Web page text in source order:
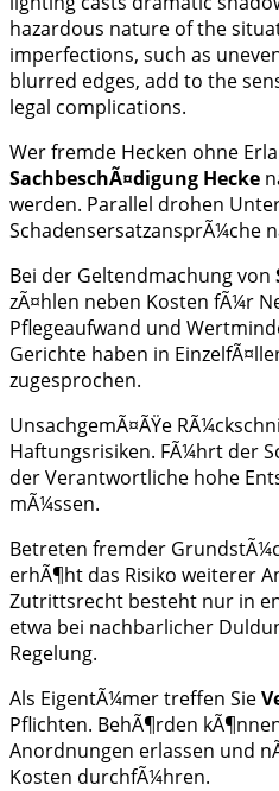
Wer fremde Hecken ohne
SachbeschÃ¤digung Hecke
werden. Parallel drohen
SchadensersatzansprÃ¼che
Bei der Geltendmachung von
zÃ¤hlen neben Kosten fÃ¼r
Pflegeaufwand und
Gerichte haben in
zugesprochen.
UnsachgemÃ¤ÃŸe
Haftungsrisiken. FÃ¼hrt der
der Verantwortliche hohe
mÃ¼ssen.
Betreten fremder
erhÃ¶ht das Risiko weiterer
Zutrittsrecht besteht nur in
etwa bei nachbarlicher
Regelung.
Als EigentÃ¼mer treffen Sie
Pflichten. BehÃ¶rden
Anordnungen erlassen und
Kosten durchfÃ¼hren.